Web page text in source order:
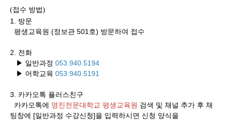
(접수 방법)
1. 방문
평생교육원 (정보관 501호) 방문하여 접수
2. 전화
▶ 일반과정 053.940.5194
▶ 어학교육 053.940.5191
3. 카카오톡 플러스친구
카카오톡에 영진전문대학교 평생교육원 검색 및 채널 추가 후 채
팅창에 [일반과정 수강신청]을 입력하시면 신청 양식을